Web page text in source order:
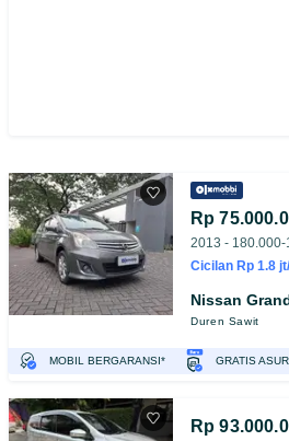
Rp
2013 -
Cicilan Rp 1.8
Nissan
Duren Sawit
MOBIL BERGARANSI* GRATIS
PENJUAL TERVERIFIKASI
Rp